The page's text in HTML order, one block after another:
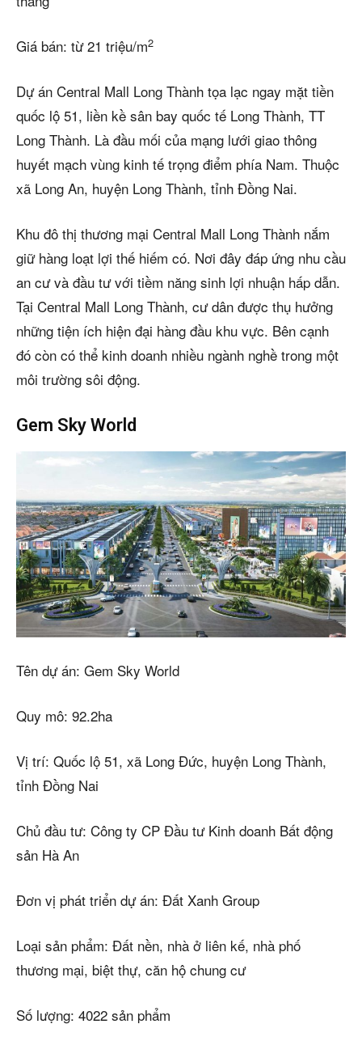
Giá bán: từ 21 triệu/m2
Dự án Central Mall Long Thành tọa lạc ngay mặt tiền
quốc lộ 51, liền kề sân bay quốc tế Long Thành, TT
Long Thành. Là đầu mối của mạng lưới giao thông
huyết mạch vùng kinh tế trọng điểm phía Nam. Thuộc
xã Long An, huyện Long Thành, tỉnh Đồng Nai.
Khu đô thị thương mại Central Mall Long Thành nắm
giữ hàng loạt lợi thế hiếm có. Nơi đây đáp ứng nhu cầu
an cư và đầu tư với tiềm năng sinh lợi nhuận hấp dẫn.
Tại Central Mall Long Thành, cư dân được thụ hưởng
những tiện ích hiện đại hàng đầu khu vực. Bên cạnh
đó còn có thể kinh doanh nhiều ngành nghề trong một
môi trường sôi động.
Gem Sky World
Tên dự án: Gem Sky World
Quy mô: 92.2ha
Vị trí: Quốc lộ 51, xã Long Đức, huyện Long Thành,
tỉnh Đồng Nai
Chủ đầu tư: Công ty CP Đầu tư Kinh doanh Bất động
sản Hà An
Đơn vị phát triển dự án: Đất Xanh Group
Loại sản phẩm: Đất nền, nhà ở liên kế, nhà phố
thương mại, biệt thự, căn hộ chung cư
Số lượng: 4022 sản phẩm